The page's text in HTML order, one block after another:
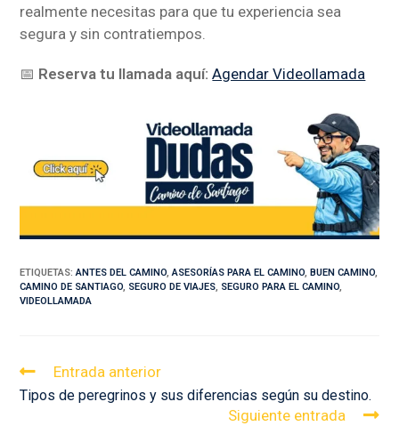
realmente necesitas para que tu experiencia sea
segura y sin contratiempos.
📅 Reserva tu llamada aquí: Agendar Videollamada
ETIQUETAS:ANTES DEL CAMINO, ASESORÍAS PARA EL CAMINO, BUEN CAMINO,
CAMINO DE SANTIAGO, SEGURO DE VIAJES, SEGURO PARA EL CAMINO,
VIDEOLLAMADA
Entrada anterior
Tipos de peregrinos y sus diferencias según su destino.
Siguiente entrada